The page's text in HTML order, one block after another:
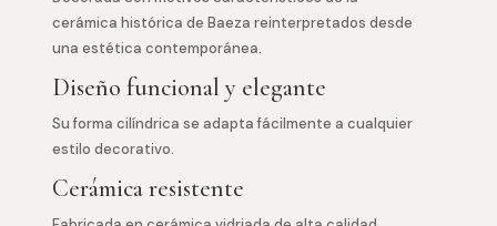
cerámica histórica de Baeza reinterpretados desde
una estética contemporánea.
Diseño funcional y elegante
Su forma cilíndrica se adapta fácilmente a cualquier
estilo decorativo.
Cerámica resistente